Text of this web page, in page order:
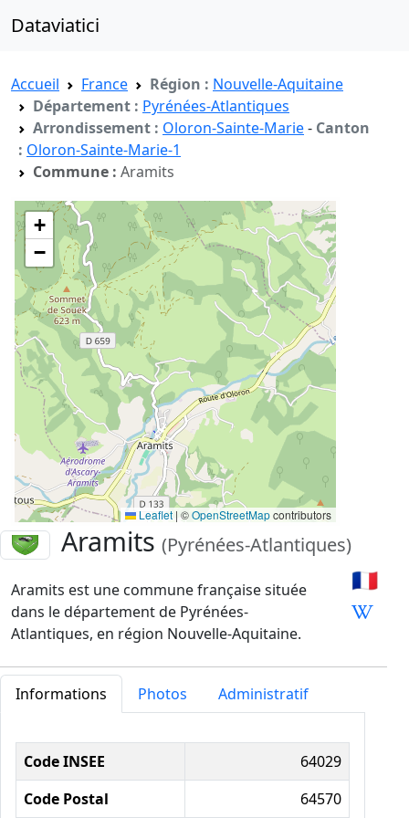
Dataviatici
Accueil France Région : Nouvelle-Aquitaine
Département : Pyrénées-Atlantiques
Arrondissement : Oloron-Sainte-Marie- Canton
: Oloron-Sainte-Marie-1
Commune : Aramits
+
−
Leaflet | ©OpenStreetMapcontributors
Aramits(Pyrénées-Atlantiques)
Aramits est une commune française située
dans le département de Pyrénées-
Atlantiques, en région Nouvelle-Aquitaine.
🇫🇷
Informations Photos Administratif
Informations administratives
Code INSEE
64029
Code Postal
64570